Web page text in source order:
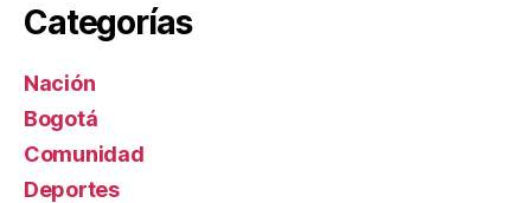
Categorías
Nación
Bogotá
Comunidad
Deportes